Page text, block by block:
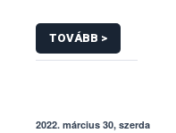
TOVÁBB >
2022. március 30, szerda